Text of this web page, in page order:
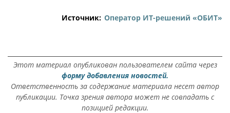
Источник: Оператор ИТ-решений «ОБИТ»
Этот материал опубликован пользователем сайта через
форму добавления новостей.
Ответственность за содержание материала несет автор
публикации. Точка зрения автора может не совпадать с
позицией редакции.